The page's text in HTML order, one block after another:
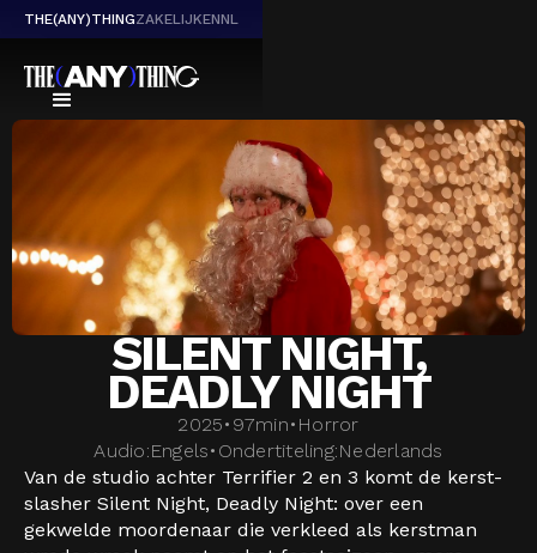
THE(ANY)THINGZAKELIJKENNL
SILENT NIGHT,
DEADLY NIGHT
2025• 97min• Horror
Audio:Engels• Ondertiteling:Nederlands
Van de studio achter Terrifier 2 en 3 komt de kerst-
slasher Silent Night, Deadly Night: over een
gekwelde moordenaar die verkleed als kerstman